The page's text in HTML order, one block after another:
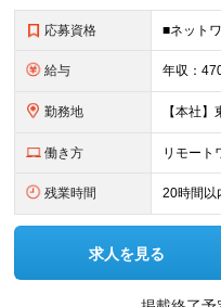
応募資格 ■ネット
給与
勤務地
働き方 リモート
残業時間 20時間以
求人を見る